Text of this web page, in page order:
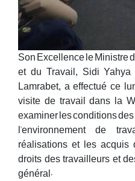
Son Excellence le Ministre
et du Travail, Sidi Yahya
Lamrabet, a effectué ce
visite de travail dans la
examiner les conditions
l'environnement de
réalisations et les acquis
droits des travailleurs et
général.